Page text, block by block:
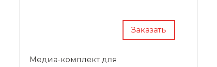
Заказать
Медиа-комплект для